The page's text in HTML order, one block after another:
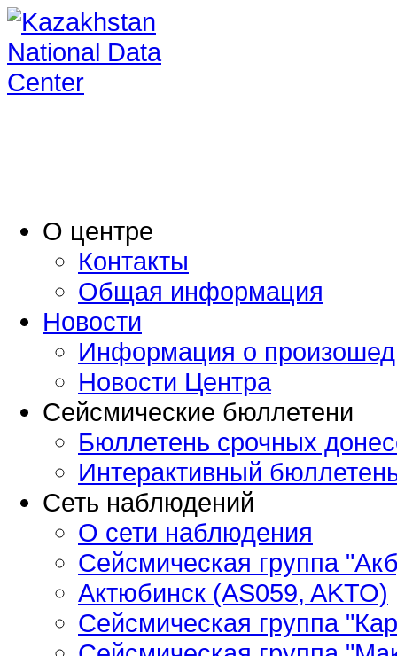
O центре
Контакты
Общая информация
Новости
Информация о
Новости Центра
Сейсмические бюллетени
Бюллетень срочных
Интерактивный
Сеть наблюдений
О сети наблюдения
Сейсмическая группа
Актюбинск (AS059, AKTO)
Сейсмическая группа